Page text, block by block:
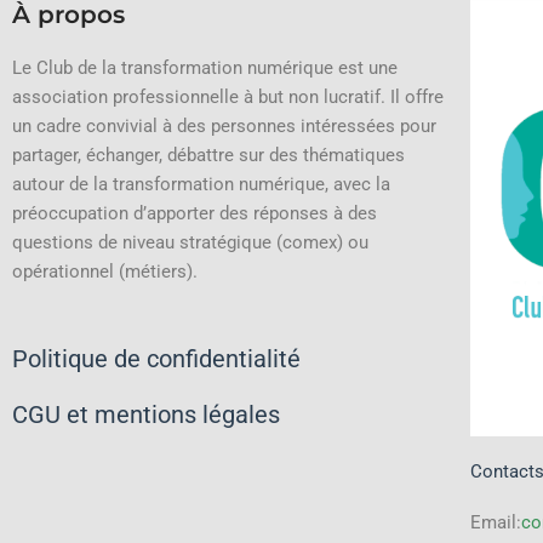
À propos
Le Club de la transformation numérique est une
association professionnelle à but non lucratif.
Il offre
un cadre convivial à des personnes intéressées pour
partager, échanger, débattre sur des thématiques
autour de la transformation numérique, avec la
préoccupation d’apporter des réponses à des
questions de niveau stratégique (comex) ou
opérationnel (métiers).
Politique de confidentialité
CGU et mentions légales
Contacts
Email: